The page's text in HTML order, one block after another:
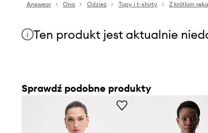
Answear Ona Odzież Topy i t-shirty Z krótkim
Ten produkt jest aktualnie
Sprawdź podobne produkty